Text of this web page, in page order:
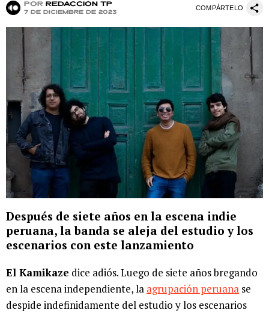
por Redacción TP
7 de diciembre de 2023
COMPÁRTELO
Después de siete años en la escena indie
peruana, la banda se aleja del estudio y los
escenarios con este lanzamiento
El Kamikaze dice adiós. Luego de siete años bregando
en la escena independiente, la agrupación peruana se
despide indefinidamente del estudio y los escenarios